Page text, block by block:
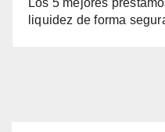
Los 5 mejores
liquidez de forma